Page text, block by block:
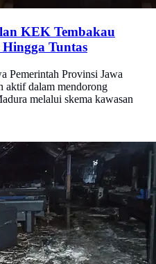
KEK Tembakau
Tuntas
Pemerintah Provinsi Jawa
aktif dalam mendorong
melalui skema kawasan